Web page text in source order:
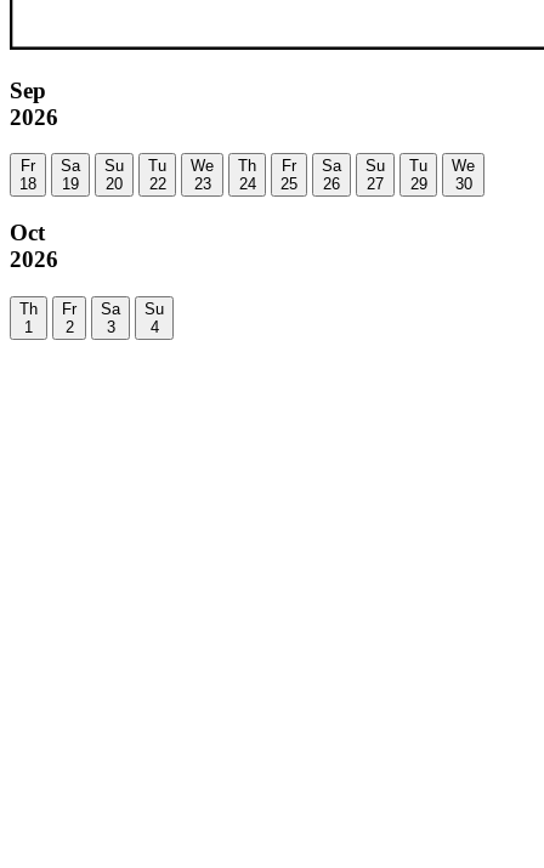
Sep
2026
Fr
18
Sa
19
Su
20
Tu
22
We
23
Th
24
Fr
25
Sa
26
Su
27
Tu
29
We
30
Oct
2026
Th
1
Fr
2
Sa
3
Su
4